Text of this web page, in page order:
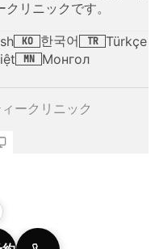
リニックです。
KO 한국어 TR Türkçe
MN Монгол
ークリニック